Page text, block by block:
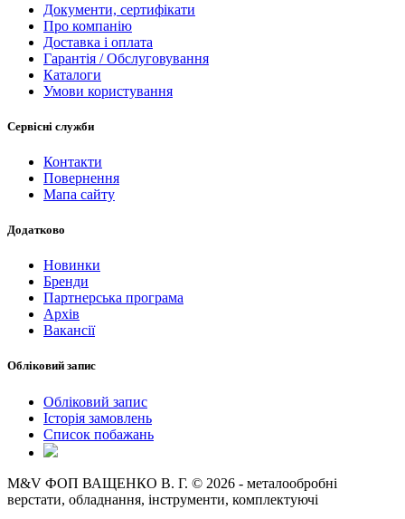
Документи, сертифікати
Про компанію
Доставка і оплата
Гарантія / Обслуговування
Каталоги
Умови користування
Сервісні служби
Контакти
Повернення
Мапа сайту
Додатково
Новинки
Бренди
Партнерська програма
Архів
Вакансії
Обліковий запис
Обліковий запис
Історія замовлень
Список побажань
M&V ФОП ВАЩЕНКО В. Г. © 2026 - металообробні
верстати, обладнання, інструменти, комплектуючі